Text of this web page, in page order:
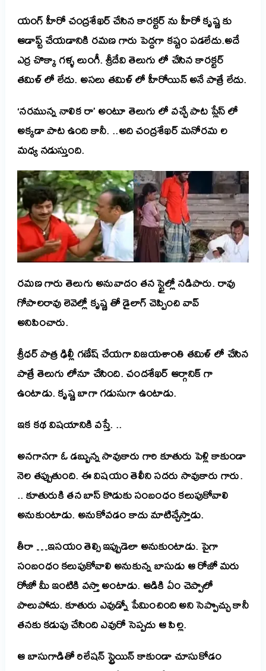
యంగ్ హీరో చంద్రశేఖర్ చేసిన కారక్టర్ ను హీరో కృష్ణ కు
ఆడాప్ట్ చేయడానికి రమణ గారు పెద్దగా కష్టం పడలేదు.అదే
ఎర్ర చొక్కా గళ్ళ లుంగీ. శ్రీదేవి తెలుగు లో చేసిన కారక్టర్
తమిళ్ లో లేదు. అసలు తమిళ్ లో హీరోయిన్ అనే పాత్రే లేదు.
‘నరమున్న నాలిక రా’ అంటూ తెలుగు లో వచ్చే పాట ప్లేస్ లో
అక్కడా పాట ఉంది కానీ. ..అది చంద్రశేఖర్ మనోరమ ల
మధ్య నడుస్తుంది.
రమణ గారు తెలుగు అనువాదం తన స్టైల్లో నడిపారు. రావు
గోపాలరావు లెవెల్లో కృష్ణ తో డైలాగ్ చెప్పించి వావ్
అనిపించారు.
శ్రీధర్ పాత్ర ఢిల్లీ గణేష్ చేయగా విజయశాంతి తమిళ్ లో చేసిన
పాత్రే తెలుగు లోనూ చేసింది. చందశేఖర్ ఆర్గానిక్ గా
ఉంటాడు. కృష్ణ బాగా గడుసుగా ఉంటాడు.
ఇక కథ విషయానికి వస్తే. ..
అనగానగా ఓ డబ్బున్న సావుకారు గారి కూతురు పెళ్లి కాకుండా
నెల తప్పుతుంది. ఈ విషయం తెలీని సదరు సావుకారు గారు.
.. కూతురుకి తన బాస్ కొడుకు సంబంధం కలుపుకోవాలి
అనుకుంటాడు. అనుకోవడం కాదు మాటిచ్చేస్తాడు.
తీరా …ఇసయం తెల్సి ఇప్పుడెలా అనుకుంటాడు. పైగా
సంబంధం కలుపుకోవాలి అనుకున్న బాసుడు ఆ రోజో మరు
రోజో మీ ఇంటికి వస్తా అంటాడు. ఆడికి ఏం చెప్పాలో
పాలుపోదు. కూతురు ఎవుడ్నో పేమించింది అని సెప్పొచ్చు కానీ
తనకు కడుపు చేసింది ఎవురో సెప్పదు ఆ పిల్ల.
ఆ బాసుగాడితో రిలేషన్ స్ట్రెయిన్ కాకుండా చూసుకోడం